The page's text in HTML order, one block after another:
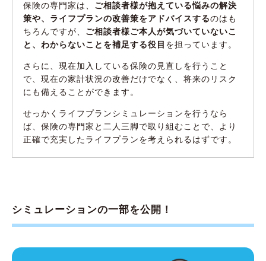
保険の専門家は、 ご相談者様が抱えている悩みの解決
策や、ライフプランの改善策をアドバイスするのはも
ちろんですが、 ご相談者様ご本人が気づいていないこ
と、わからないことを補足する役目 を担っています。
さらに、現在加入している保険の見直しを行うこと
で、現在の家計状況の改善だけでなく、将来のリスク
にも備えることができます。
せっかくライフプランシミュレーションを行うなら
ば、保険の専門家と二人三脚で取り組むことで、より
正確で充実したライフプランを考えられるはずです。
シミュレーションの一部を公開！